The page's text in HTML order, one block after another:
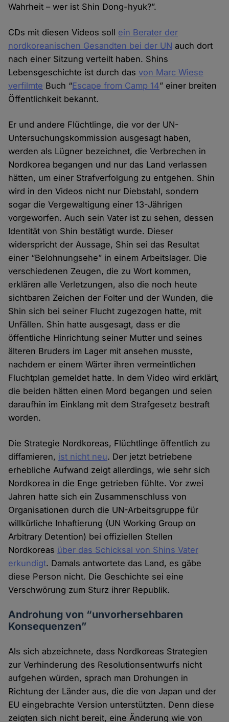
Wahrheit – wer ist Shin Dong-hyuk?”.
CDs mit diesen Videos soll ein Berater der
nordkoreanischen Gesandten bei der UN auch dort
nach einer Sitzung verteilt haben. Shins
Lebensgeschichte ist durch dasvon Marc Wiese
verfilmte Buch “Escape from Camp 14” einer breiten
Öffentlichkeit bekannt.
Er und andere Flüchtlinge, die vor der UN-
Untersuchungskommission ausgesagt haben,
werden als Lügner bezeichnet, die Verbrechen in
Nordkorea begangen und nur das Land verlassen
hätten, um einer Strafverfolgung zu entgehen. Shin
wird in den Videos nicht nur Diebstahl, sondern
sogar die Vergewaltigung einer 13-Jährigen
vorgeworfen. Auch sein Vater ist zu sehen, dessen
Identität von Shin bestätigt wurde. Dieser
widerspricht der Aussage, Shin sei das Resultat
einer “Belohnungsehe” in einem Arbeitslager. Die
verschiedenen Zeugen, die zu Wort kommen,
erklären alle Verletzungen, also die noch heute
sichtbaren Zeichen der Folter und der Wunden, die
Shin sich bei seiner Flucht zugezogen hatte, mit
Unfällen. Shin hatte ausgesagt, dass er die
öffentliche Hinrichtung seiner Mutter und seines
älteren Bruders im Lager mit ansehen musste,
nachdem er einem Wärter ihren vermeintlichen
Fluchtplan gemeldet hatte. In dem Video wird erklärt,
die beiden hätten einen Mord begangen und seien
daraufhin im Einklang mit dem Strafgesetz bestraft
worden.
Die Strategie Nordkoreas, Flüchtlinge öffentlich zu
diffamieren, ist nicht neu. Der jetzt betriebene
erhebliche Aufwand zeigt allerdings, wie sehr sich
Nordkorea in die Enge getrieben fühlte. Vor zwei
Jahren hatte sich ein Zusammenschluss von
Organisationen durch die UN-Arbeitsgruppe für
willkürliche Inhaftierung (UN Working Group on
Arbitrary Detention) bei offiziellen Stellen
Nordkoreas über das Schicksal von Shins Vater
erkundigt. Damals antwortete das Land, es gäbe
diese Person nicht. Die Geschichte sei eine
Verschwörung zum Sturz ihrer Republik.
Androhung von “unvorhersehbaren
Konsequenzen”
Als sich abzeichnete, dass Nordkoreas Strategien
zur Verhinderung des Resolutionsentwurfs nicht
aufgehen würden, sprach man Drohungen in
Richtung der Länder aus, die die von Japan und der
EU eingebrachte Version unterstützten. Denn diese
zeigten sich nicht bereit, eine Änderung wie von